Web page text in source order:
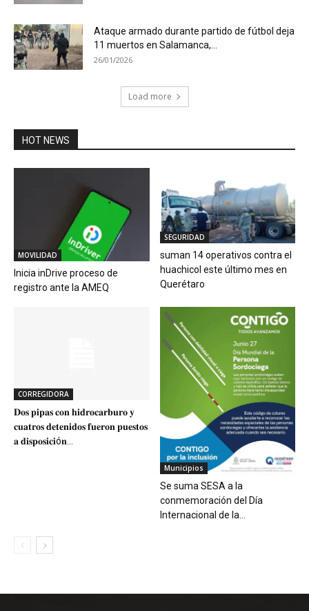
Ataque armado durante partido de fútbol deja
11 muertos en Salamanca,...
26/01/2026
Load more
HOT NEWS
MOVILIDAD
Inicia inDrive proceso de
registro ante la AMEQ
SEGURIDAD
suman 14 operativos contra el
huachicol este último mes en
Querétaro
CORREGIDORA
𝐃𝐨𝐬 𝐩𝐢𝐩𝐚𝐬 𝐜𝐨𝐧 𝐡𝐢𝐝𝐫𝐨𝐜𝐚𝐫𝐛𝐮𝐫𝐨 𝐲
𝐜𝐮𝐚𝐭𝐫𝐨𝐬 𝐝𝐞𝐭𝐞𝐧𝐢𝐝𝐨𝐬 𝐟𝐮𝐞𝐫𝐨𝐧 𝐩𝐮𝐞𝐬𝐭𝐨𝐬
𝐚 𝐝𝐢𝐬𝐩𝐨𝐬𝐢𝐜𝐢ó𝐧...
Municipios
Se suma SESA a la
conmemoración del Día
Internacional de la...